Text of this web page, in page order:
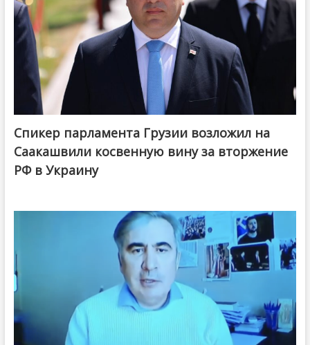
Спикер парламента Грузии возложил на
Саакашвили косвенную вину за вторжение
РФ в Украину